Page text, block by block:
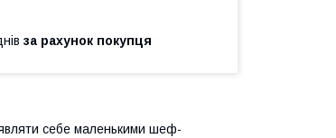
за рахунок покупця
себе маленькими шеф-